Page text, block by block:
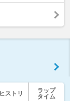
ヒストリ
ラップ
タイム